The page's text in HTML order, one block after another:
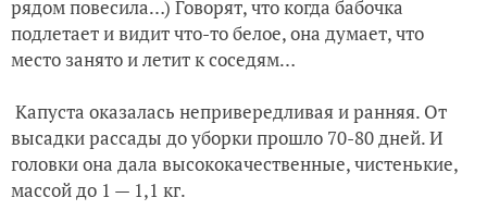
рядом повесила…) Говорят, что когда бабочка
подлетает и видит что-то белое, она думает, что
место занято и летит к соседям…
Капуста оказалась непривередливая и ранняя. От
высадки рассады до уборки прошло 70-80 дней. И
головки она дала высококачественные, чистенькие,
массой до 1 — 1,1 кг.